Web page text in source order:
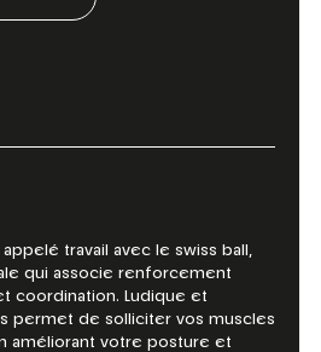
appelé travail avec le swiss ball,
qui associe renforcement
coordination. Ludique et
permet de solliciter vos muscles
améliorant votre posture et